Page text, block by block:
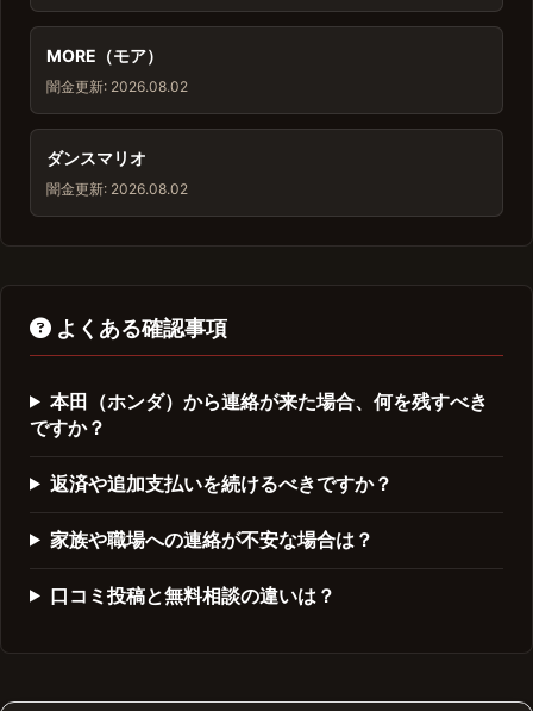
MORE（モア）
闇金更新: 2026.08.02
ダンスマリオ
闇金更新: 2026.08.02
よくある確認事項
本田（ホンダ）から連絡が来た場合、何を残すべき
ですか？
返済や追加支払いを続けるべきですか？
家族や職場への連絡が不安な場合は？
口コミ投稿と無料相談の違いは？